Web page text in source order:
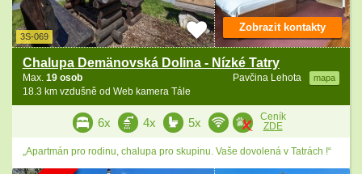
3S-069
Chalupa Demänovská Dolina - Nízké Tatry
Pavčina Lehota mapa
Max. 19 osob
18.3 km vzdušně od Web kamera Tále
Zobrazit kontakty
6x 4x 5x
Ceník
ZDE
„Apartmán pro rodinu, chalupa pro skupinu. Vaše dovolená v Tatrách !“